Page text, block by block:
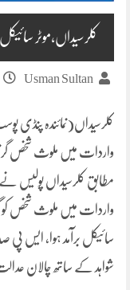
کلرسیداں،موٹر
Usman Sultan
کلرسیداں(نمائندہ پنڈی
واردات میں ملوث شخص
مطابق کلرسیداں پولیس
واردات میں ملوث شخص کو
سائیکل برآمد ہوا، ایس پی
شواہد کے ساتھ چالان